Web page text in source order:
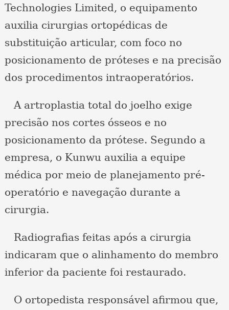
Technologies Limited, o equipamento
auxilia cirurgias ortopédicas de
substituição articular, com foco no
posicionamento de próteses e na precisão
dos procedimentos intraoperatórios.
A artroplastia total do joelho exige
precisão nos cortes ósseos e no
posicionamento da prótese. Segundo a
empresa, o Kunwu auxilia a equipe
médica por meio de planejamento pré-
operatório e navegação durante a
cirurgia.
Radiografias feitas após a cirurgia
indicaram que o alinhamento do membro
inferior da paciente foi restaurado.
O ortopedista responsável afirmou que,